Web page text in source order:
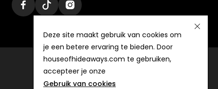
Algemene voorwaarden
Privacy
Deze site maakt gebruik van cookies om
je een betere ervaring te bieden. Door
houseofhideaways.com te gebruiken,
accepteer je onze
Gebruik van cookies